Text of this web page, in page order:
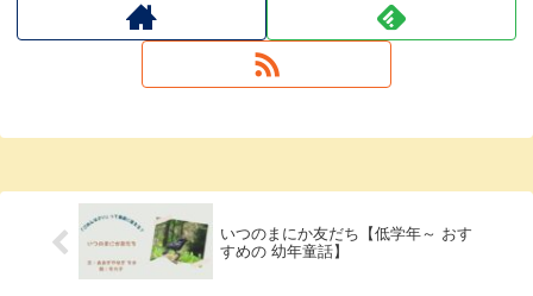
いつのまにか友だち【低学年～ おす
すめの 幼年童話】